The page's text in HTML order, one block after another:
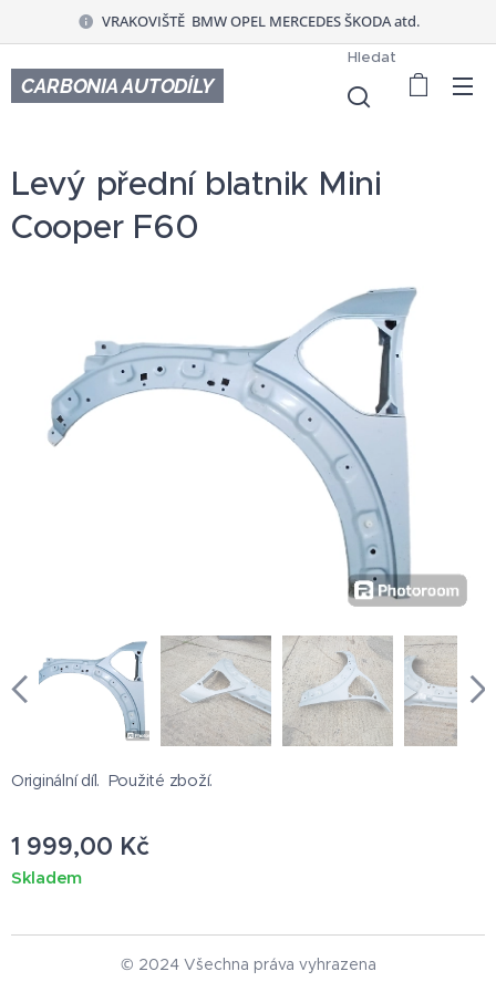
VRAKOVIŠTĚ BMW OPEL MERCEDES ŠKODA atd.
CARBONIA AUTODÍLY
Hledat
Levý přední blatnik Mini
Cooper F60
Originální díl. Použité zboží.
1 999,00 Kč
Skladem
© 2024 Všechna práva vyhrazena